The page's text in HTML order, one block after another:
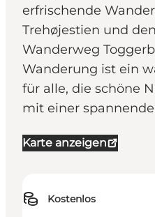
erfrischende
Trehøjestien und
Wanderweg
Wanderung ist ein
für alle, die schöne
mit einer
Karte anzeigen
Kostenlos